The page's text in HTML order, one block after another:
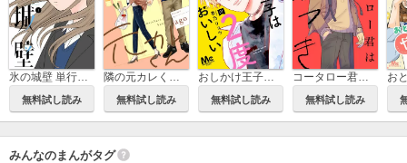
氷の城壁 単行本版【フルカラー】
無料試し読み
隣の元カレくん 単行本版
無料試し読み
おしかけ王子は2度おいしい 単行本版
無料試し読み
コータロー君は嘘つき 単行本版
無料試し読み
みんなのまんがタグ